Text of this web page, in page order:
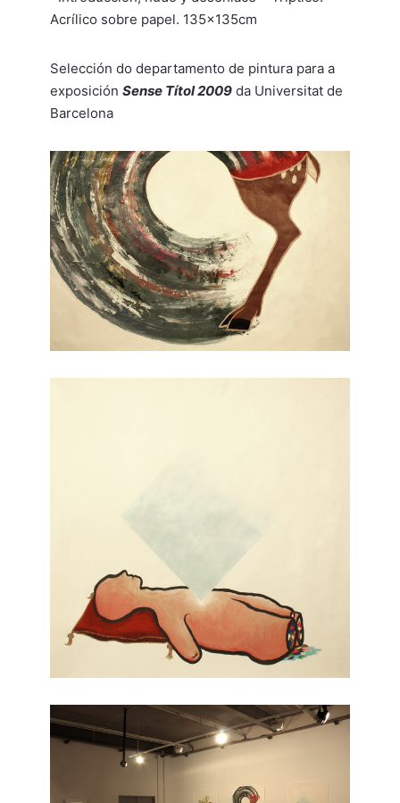
Acrílico sobre papel. 135x135cm
Selección do departamento de pintura para a
exposición Sense Títol 2009 da Universitat de
Barcelona